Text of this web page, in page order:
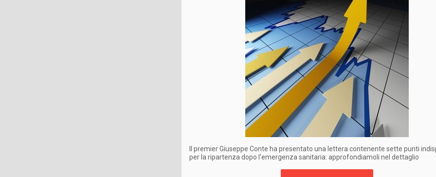
Il premier Giuseppe Conte ha presentato una lettera contenente sette punti
per la ripartenza dopo l'emergenza sanitaria: approfondiamoli nel dettaglio